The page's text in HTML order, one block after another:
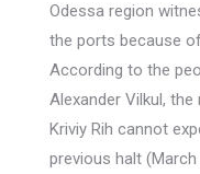
Odessa region
the ports because
According to the
Alexander Vilkul,
Kriviy Rih cannot
previous halt